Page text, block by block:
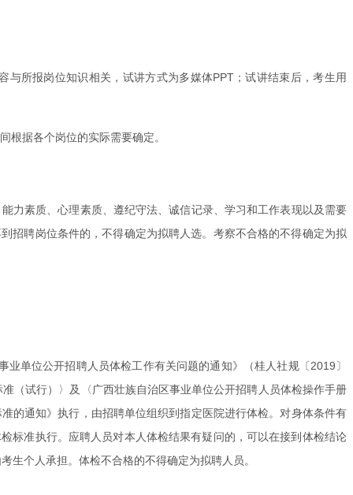
所报岗位知识相关，试讲方式为多媒体PPT；试讲结束后，考生用
根据各个岗位的实际需要确定。
力素质、心理素质、遵纪守法、诚信记录、学习和工作表现以及需要
招聘岗位条件的，不得确定为拟聘人选。考察不合格的不得确定为拟
单位公开招聘人员体检工作有关问题的通知》（桂人社规〔2019〕
（试行）〉及〈广西壮族自治区事业单位公开招聘人员体检操作手册
的通知》执行，由招聘单位组织到指定医院进行体检。对身体条件有
标准执行。应聘人员对本人体检结果有疑问的，可以在接到体检结论
生个人承担。体检不合格的不得确定为拟聘人员。